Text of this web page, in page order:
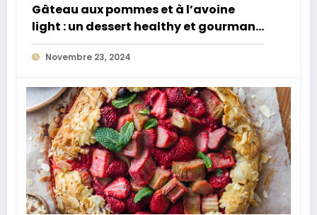
Gâteau aux pommes et à l’avoine
light : un dessert healthy et gourmand
pour toutes les occasions
Novembre 23, 2024